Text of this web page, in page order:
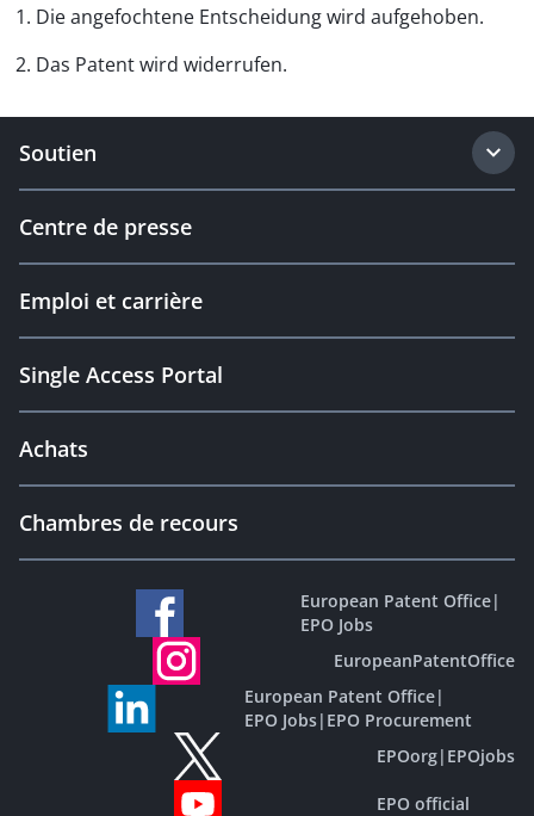
1. Die angefochtene Entscheidung wird aufgehoben.
2. Das Patent wird widerrufen.
Soutien
Centre de presse
Emploi et carrière
Single Access Portal
Achats
Chambres de recours
European Patent Office|
EPO Jobs
EuropeanPatentOffice
European Patent Office|
EPO Jobs| EPO Procurement
EPOorg| EPOjobs
EPO official